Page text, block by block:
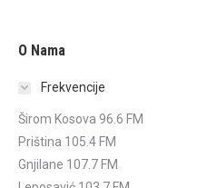
O Nama
Frekvencije
Širom Kosova 96.6 FM
Priština 105.4 FM
Gnjilane 107.7 FM